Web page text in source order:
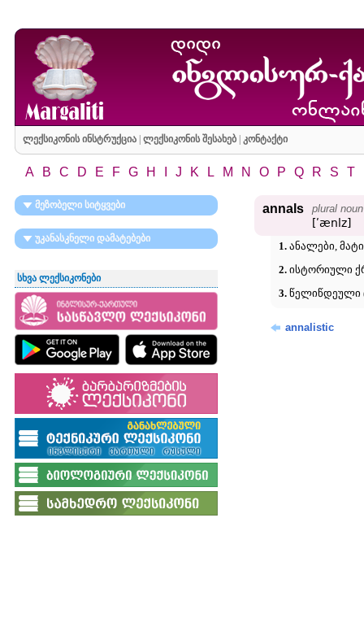
ლექსიკონის ინსტრუქცია| ლექსიკონის შესახებ| კონტაქტი
A B C D E F G H J K L M N O P Q R S T
მეზობელი სიტყვები
უკანასკნელი დამატებები
სხვა ლექსიკონები
annals plural noun
[ʹænlz]
1.ანალები,
2.ისტორიული
3.წელიწდეული
annalistic